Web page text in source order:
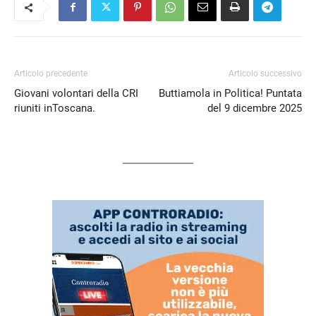
Articolo precedente
Giovani volontari della CRI
riuniti inToscana.
Articolo successivo
Buttiamola in Politica! Puntata
del 9 dicembre 2025